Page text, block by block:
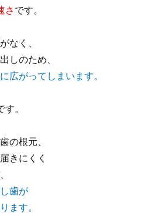
さ です。
なく、
しのため、
広がってしまいます。
す。
の根元、
きにくく
歯が
ます。